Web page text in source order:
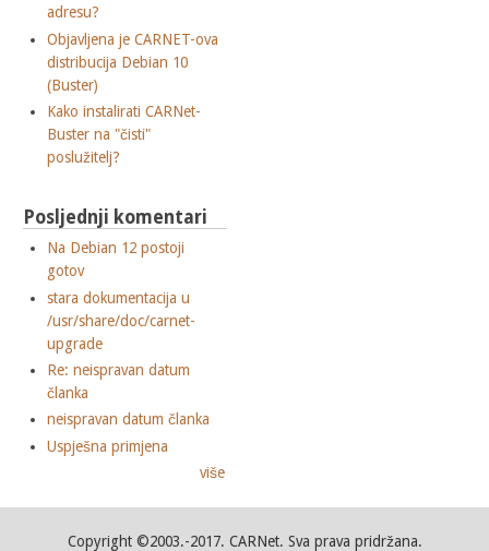
adresu?
Objavljena je CARNET-ova
distribucija Debian 10
(Buster)
Kako instalirati CARNet-
Buster na "čisti"
poslužitelj?
Posljednji komentari
Na Debian 12 postoji
gotov
stara dokumentacija u
/usr/share/doc/carnet-
upgrade
Re: neispravan datum
članka
neispravan datum članka
Uspješna primjena
više
Copyright ©2003.-2017. CARNet. Sva prava pridržana.